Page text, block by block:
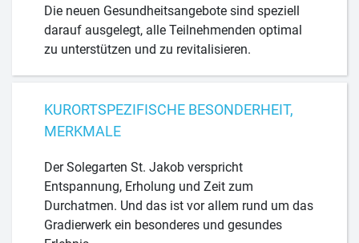
Die neuen Gesundheitsangebote sind speziell
darauf ausgelegt, alle Teilnehmenden optimal
zu unterstützen und zu revitalisieren.
KURORTSPEZIFISCHE BESONDERHEIT,
MERKMALE
Der Solegarten St. Jakob verspricht
Entspannung, Erholung und Zeit zum
Durchatmen. Und das ist vor allem rund um das
Gradierwerk ein besonderes und gesundes